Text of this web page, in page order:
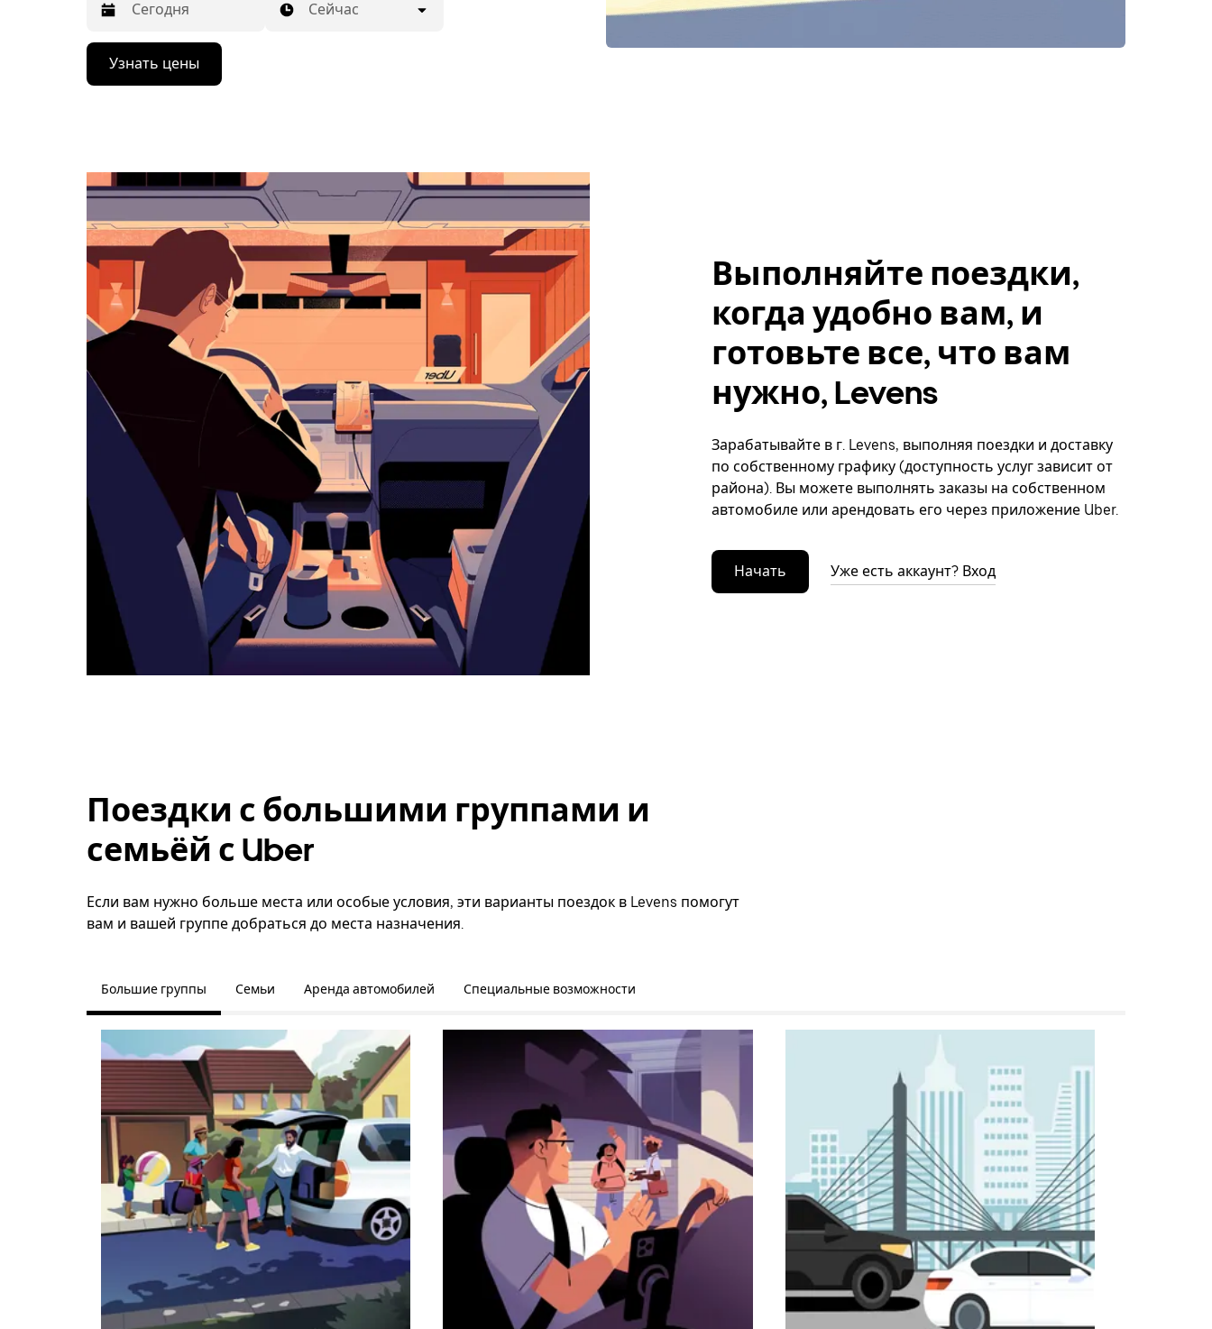
Нажмите
стрелку
вниз,
выбрать
дату.
закрыть
календарь,
нажмите
Esc.
Сейчас
Узнать цены
Выполняйте поездки,
когда удобно вам, и
готовьте все, что вам
нужно, Levens
Зарабатывайте в г. Levens, выполняя поездки и доставку
по собственному графику (доступность услуг зависит от
района). Вы можете выполнять заказы на собственном
автомобиле или арендовать его через приложение Uber.
Начать Уже есть аккаунт? Вход
Поездки с большими группами и
семьёй с Uber
Если вам нужно больше места или особые условия, эти варианты поездок в Levens помогут
вам и вашей группе добраться до места назначения.
Большие группы Семьи Аренда автомобилей Специальные возможности